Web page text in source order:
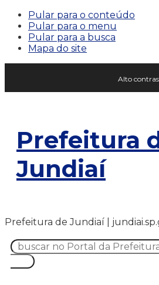
Pular para o conteúdo
Pular para o menu
Pular para a busca
Mapa do site
Alto
Prefeitura
Jundiaí
Prefeitura de Jundiaí |